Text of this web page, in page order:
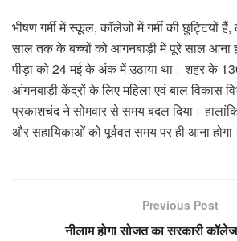
भीषण गर्मी में स्कूल, कॉलेजों में गर्मी की छुट्टियों
साल तक के बच्चों को आंगनबाड़ी में पूरे साल आना
पीड़ा को 24 मई के अंक में उठाया था। शहर के
आंगनबाड़ी केंद्रों के लिए महिला एवं बाल विकास
प्रकाशचंद ने सोमवार से समय बदल दिया।
और सहायिकाओं को पूर्ववत समय पर ही आना होगा।
Previous Post
नीलाम होगा सोजत का सरकारी